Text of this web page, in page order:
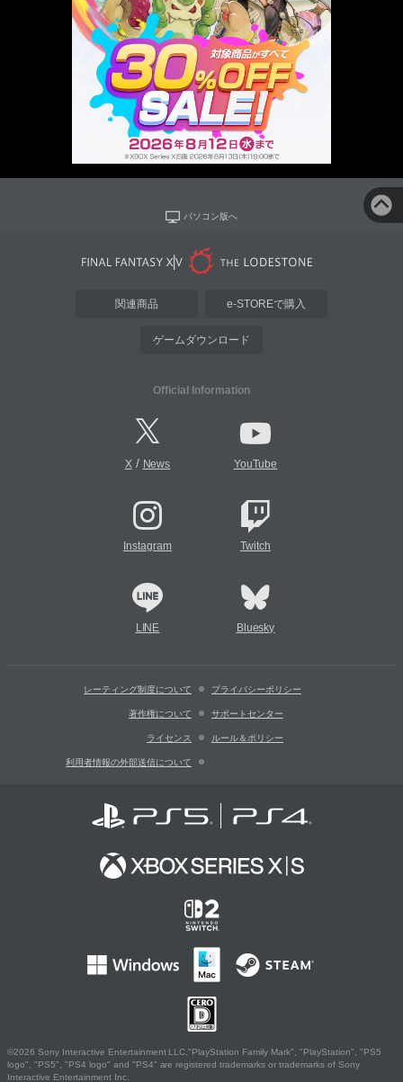
パソコン版へ
関連商品 e-STOREで購入
ゲームダウンロード
Official Information
X/ News YouTube
Instagram Twitch
LINE Bluesky
レーティング制度について プライバシーポリシー
著作権について サポートセンター
ライセンス ルール＆ポリシー
利用者情報の外部送信について
©2026 Sony Interactive Entertainment LLC."PlayStation Family Mark", "PlayStation", "PS5
logo", "PS5", "PS4 logo" and "PS4" are registered trademarks or trademarks of Sony
Interactive Entertainment Inc.